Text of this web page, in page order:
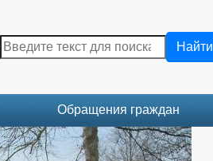
Найти
Обращения граждан